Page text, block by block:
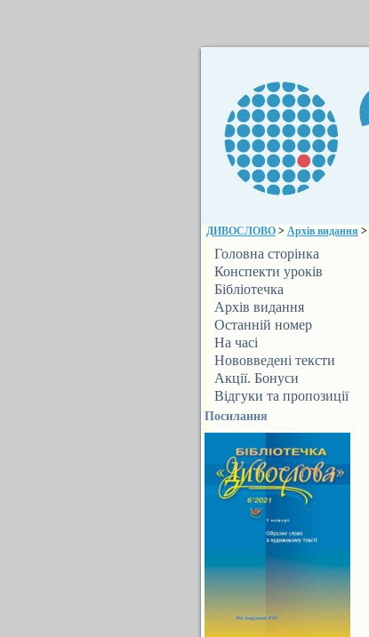
ДИВОСЛОВО > Архів видання >
Головна сторінка
Конспекти уроків
Бібліотечка
ДИВОСЛОВА
Архів видання
Останній номер
На часі
Нововведені тексти
Акції. Бонуси
Відгуки та пропозиції
Посилання